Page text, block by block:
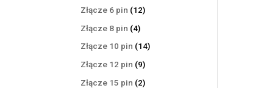
produktów
Złącze 6 pin 1212
Złącze 8 pin 44
produkty
Złącze 10 pin 1414
Złącze 12 pin 99
produktów
Złącze 15 pin 22